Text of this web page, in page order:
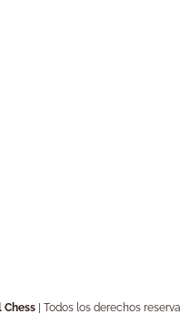
Chess| Todos los derechos